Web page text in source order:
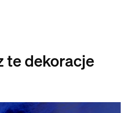
te dekoracje